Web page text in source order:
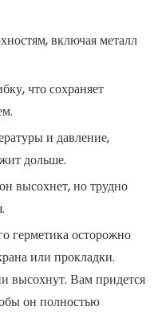
включая металл
что сохраняет
и давление,
дольше.
высохнет, но трудно
герметика осторожно
или прокладки.
высохнут. Вам придется
он полностью